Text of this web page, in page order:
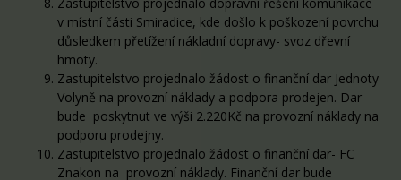
v místní části Smiradice, kde došlo k poškození povrchu
důsledkem přetížení nákladní dopravy- svoz dřevní
hmoty.
Zastupitelstvo projednalo žádost o finanční dar Jednoty
Volyně na provozní náklady a podpora prodejen. Dar
bude poskytnut ve výši 2.220Kč na provozní náklady na
podporu prodejny.
Zastupitelstvo projednalo žádost o finanční dar- FC
Znakon na provozní náklady. Finanční dar bude